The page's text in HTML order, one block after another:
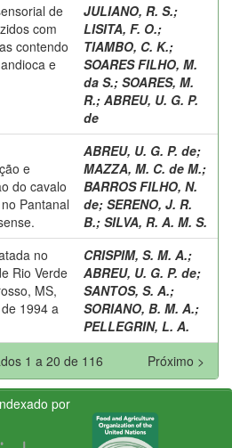
de
com
contendo
e
JULIANO, R. S.;
LISITA, F. O.;
TIAMBO, C. K.;
SOARES FILHO, M.
da S.; SOARES, M.
R.; ABREU, U. G. P.
de
e
do cavalo
Pantanal
ABREU, U. G. P. de;
MAZZA, M. C. de M.;
BARROS FILHO, N.
de; SERENO, J. R.
B.; SILVA, R. A. M. S.
no
Rio Verde
MS,
1994 a
CRISPIM, S. M. A.;
ABREU, U. G. P. de;
SANTOS, S. A.;
SORIANO, B. M. A.;
PELLEGRIN, L. A.
1 a 20 de 116
Próximo >
por